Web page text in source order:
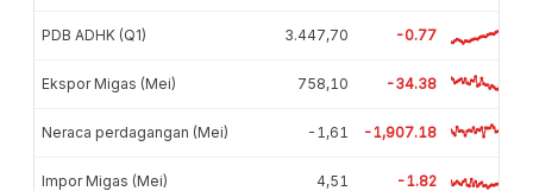
PDB ADHK (Q1) 3.447,70 -0.77
Ekspor Migas (Mei) 758,10 -34.38
Neraca perdagangan (Mei) -1,61 -1,907.18
Impor Migas (Mei) 4,51 -1.82